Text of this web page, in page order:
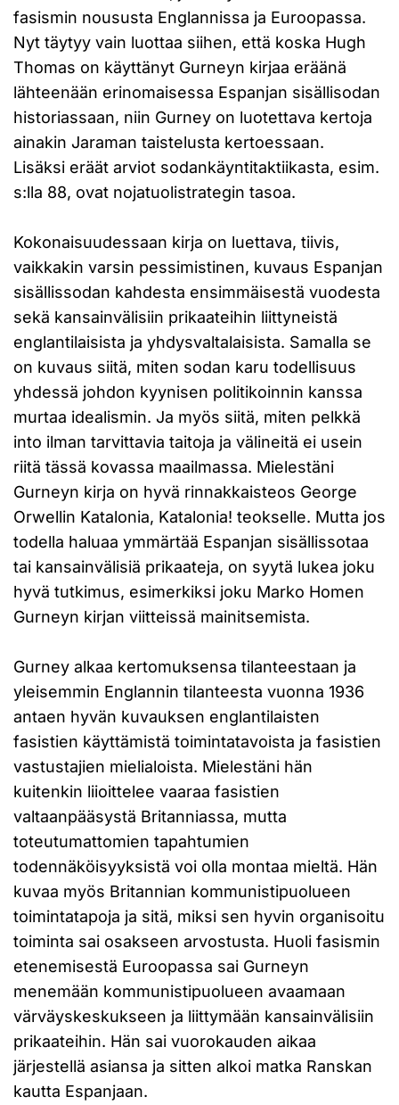
fasismin noususta Englannissa ja Euroopassa.
Nyt täytyy vain luottaa siihen, että koska Hugh
Thomas on käyttänyt Gurneyn kirjaa eräänä
lähteenään erinomaisessa Espanjan sisällisodan
historiassaan, niin Gurney on luotettava kertoja
ainakin Jaraman taistelusta kertoessaan.
Lisäksi eräät arviot sodankäyntitaktiikasta, esim.
s:lla 88, ovat nojatuolistrategin tasoa.
Kokonaisuudessaan kirja on luettava, tiivis,
vaikkakin varsin pessimistinen, kuvaus Espanjan
sisällissodan kahdesta ensimmäisestä vuodesta
sekä kansainvälisiin prikaateihin liittyneistä
englantilaisista ja yhdysvaltalaisista. Samalla se
on kuvaus siitä, miten sodan karu todellisuus
yhdessä johdon kyynisen politikoinnin kanssa
murtaa idealismin. Ja myös siitä, miten pelkkä
into ilman tarvittavia taitoja ja välineitä ei usein
riitä tässä kovassa maailmassa. Mielestäni
Gurneyn kirja on hyvä rinnakkaisteos George
Orwellin Katalonia, Katalonia! teokselle. Mutta jos
todella haluaa ymmärtää Espanjan sisällissotaa
tai kansainvälisiä prikaateja, on syytä lukea joku
hyvä tutkimus, esimerkiksi joku Marko Homen
Gurneyn kirjan viitteissä mainitsemista.
Gurney alkaa kertomuksensa tilanteestaan ja
yleisemmin Englannin tilanteesta vuonna 1936
antaen hyvän kuvauksen englantilaisten
fasistien käyttämistä toimintatavoista ja fasistien
vastustajien mielialoista. Mielestäni hän
kuitenkin liioittelee vaaraa fasistien
valtaanpääsystä Britanniassa, mutta
toteutumattomien tapahtumien
todennäköisyyksistä voi olla montaa mieltä. Hän
kuvaa myös Britannian kommunistipuolueen
toimintatapoja ja sitä, miksi sen hyvin organisoitu
toiminta sai osakseen arvostusta. Huoli fasismin
etenemisestä Euroopassa sai Gurneyn
menemään kommunistipuolueen avaamaan
värväyskeskukseen ja liittymään kansainvälisiin
prikaateihin. Hän sai vuorokauden aikaa
järjestellä asiansa ja sitten alkoi matka Ranskan
kautta Espanjaan.